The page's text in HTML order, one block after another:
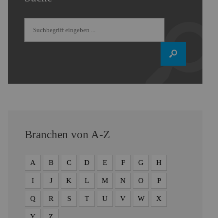
Branchen von A-Z
A B C D E F G H
I J K L M N O P
Q R S T U V W X
Y Z